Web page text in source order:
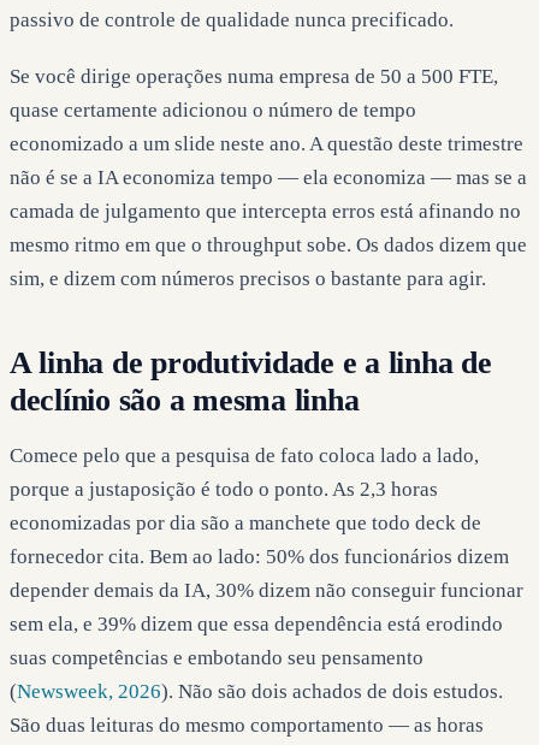
passivo de controle de qualidade nunca precificado.
Se você dirige operações numa empresa de 50 a 500 FTE,
quase certamente adicionou o número de tempo
economizado a um slide neste ano. A questão deste trimestre
não é se a IA economiza tempo — ela economiza — mas se a
camada de julgamento que intercepta erros está afinando no
mesmo ritmo em que o throughput sobe. Os dados dizem que
sim, e dizem com números precisos o bastante para agir.
A linha de produtividade e a linha de
declínio são a mesma linha
Comece pelo que a pesquisa de fato coloca lado a lado,
porque a justaposição é todo o ponto. As 2,3 horas
economizadas por dia são a manchete que todo deck de
fornecedor cita. Bem ao lado: 50% dos funcionários dizem
depender demais da IA, 30% dizem não conseguir funcionar
sem ela, e 39% dizem que essa dependência está erodindo
suas competências e embotando seu pensamento
(Newsweek, 2026). Não são dois achados de dois estudos.
São duas leituras do mesmo comportamento — as horas